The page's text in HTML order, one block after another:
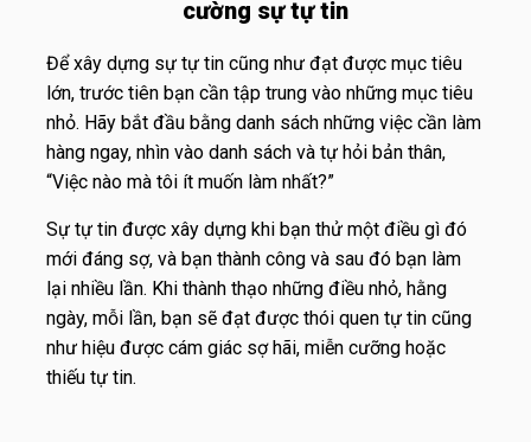
cường sự tự tin
Để xây dựng sự tự tin cũng như đạt được mục tiêu
lớn, trước tiên bạn cần tập trung vào những mục tiêu
nhỏ. Hãy bắt đầu bằng danh sách những việc cần làm
hàng ngay, nhìn vào danh sách và tự hỏi bản thân,
“Việc nào mà tôi ít muốn làm nhất?”
Sự tự tin được xây dựng khi bạn thử một điều gì đó
mới đáng sợ, và bạn thành công và sau đó bạn làm
lại nhiều lần. Khi thành thạo những điều nhỏ, hằng
ngày, mỗi lần, bạn sẽ đạt được thói quen tự tin cũng
như hiệu được cám giác sợ hãi, miễn cưỡng hoặc
thiếu tự tin.